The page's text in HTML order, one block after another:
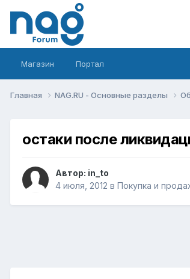
Магазин Портал
Главная NAG.RU - Основные разделы
остаки после
Автор: in_to
4 июля, 2012 в Покупка и